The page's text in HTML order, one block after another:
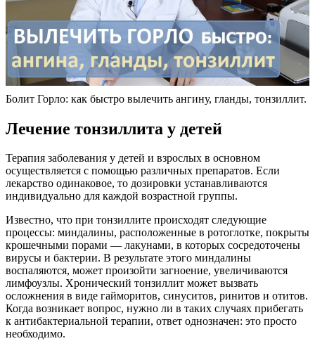
Болит Горло: как быстро вылечить ангину, гланды, тонзиллит.
Лечение тонзиллита у детей
Терапия заболевания у детей и взрослых в основном
осуществляется с помощью различных препаратов. Если
лекарство одинаковое, то дозировки устанавливаются
индивидуально для каждой возрастной группы.
Известно, что при тонзиллите происходят следующие
процессы: миндалины, расположенные в ротоглотке, покрыты
крошечными порами — лакунами, в которых сосредоточены
вирусы и бактерии. В результате этого миндалины
воспаляются, может произойти загноение, увеличиваются
лимфоузлы. Хронический тонзиллит может вызвать
осложнения в виде гайморитов, синуситов, ринитов и отитов.
Когда возникает вопрос, нужно ли в таких случаях прибегать
к антибактериальной терапии, ответ однозначен: это просто
необходимо.